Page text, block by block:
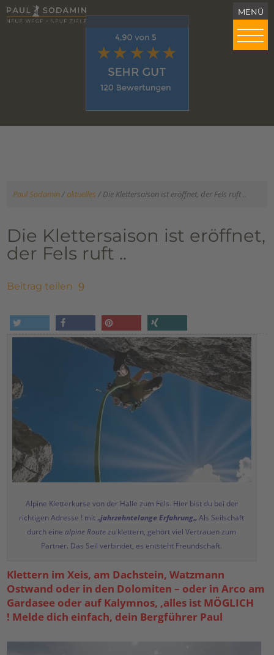
Paul Sodamin/aktuelles / Die Klettersaison ist eröffnet, der Fels ruft ..
Die Klettersaison ist eröffnet,
der Fels ruft ..
Beitrag teilen
share pin it share
Alpine Kletterkurse von der Halle zum Fels. Hier bist du bei der
richtigen Adresse ! mit „jahrzehntelange Erfahrung„ Als Seilschaft
durch eine alpine Routezu klettern, gehört viel Vertrauen zum
Partner. Das Seil verbindet, es entsteht Freundschaft.
Klettern im Xeis, am Dachstein, Watzmann
Ostwand oder in den Dolomiten – oder in Arco am
Gardasee oder auf Kalymnos, ,alles ist MÖGLICH
! Melde dich einfach, dein Bergführer Paul